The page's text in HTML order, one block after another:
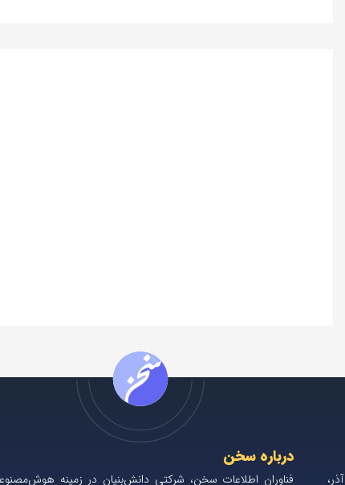
تهران، تقاطع بلوار کشاورز و خیابان 1۶ آذر،
درباره سخن
فناوران اطلاعات سخن، شرکتی دانش‌بنیان در زمینه